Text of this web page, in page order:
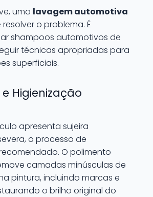
uma lavagem automotiva
o problema. É
shampoos automotivos de
técnicas apropriadas para
superficiais.
Higienização
apresenta sujeira
o processo de
O polimento
camadas minúsculas de
pintura, incluindo marcas e
o brilho original do